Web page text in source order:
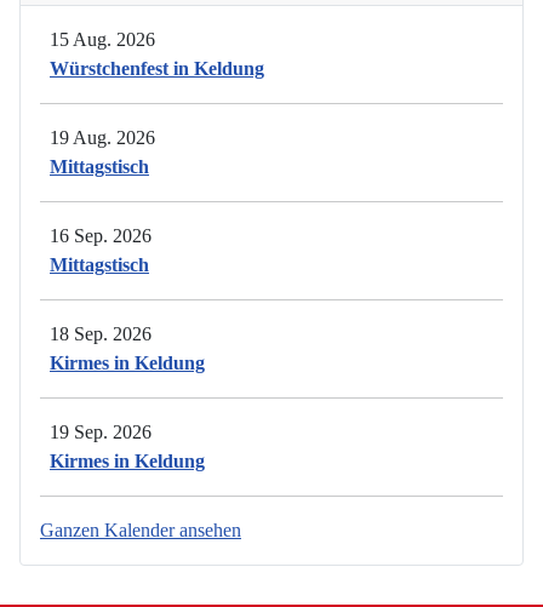
15 Aug. 2026
Würstchenfest in Keldung
19 Aug. 2026
Mittagstisch
16 Sep. 2026
Mittagstisch
18 Sep. 2026
Kirmes in Keldung
19 Sep. 2026
Kirmes in Keldung
Ganzen Kalender ansehen